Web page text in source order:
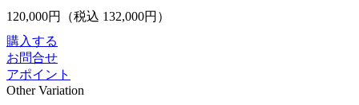
120,000円（税込 132,000円）
購入する
お問合せ
アポイント
Other Variation